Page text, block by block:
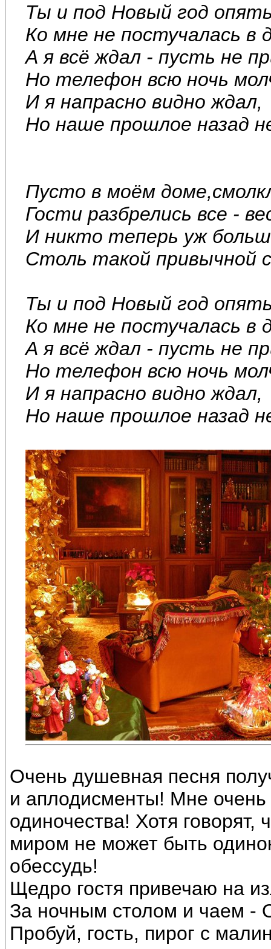
Ты и под Новый год
Ко мне не постучалась в
А я всё ждал - пусть не
Но телефон всю ночь
И я напрасно видно ждал,
Но наше прошлое назад
Пусто в моём
Гости разбрелись все -
И никто теперь уж
Столь такой привычной
Ты и под Новый год
Ко мне не постучалась в
А я всё ждал - пусть не
Но телефон всю ночь
И я напрасно видно ждал,
Но наше прошлое назад
Очень душевная песня
и аплодисменты! Мне очень
одиночества! Хотя говорят,
миром не может быть
обессудь!
Щедро гостя привечаю на
За ночным столом и чаем -
Пробуй, гость, пирог с